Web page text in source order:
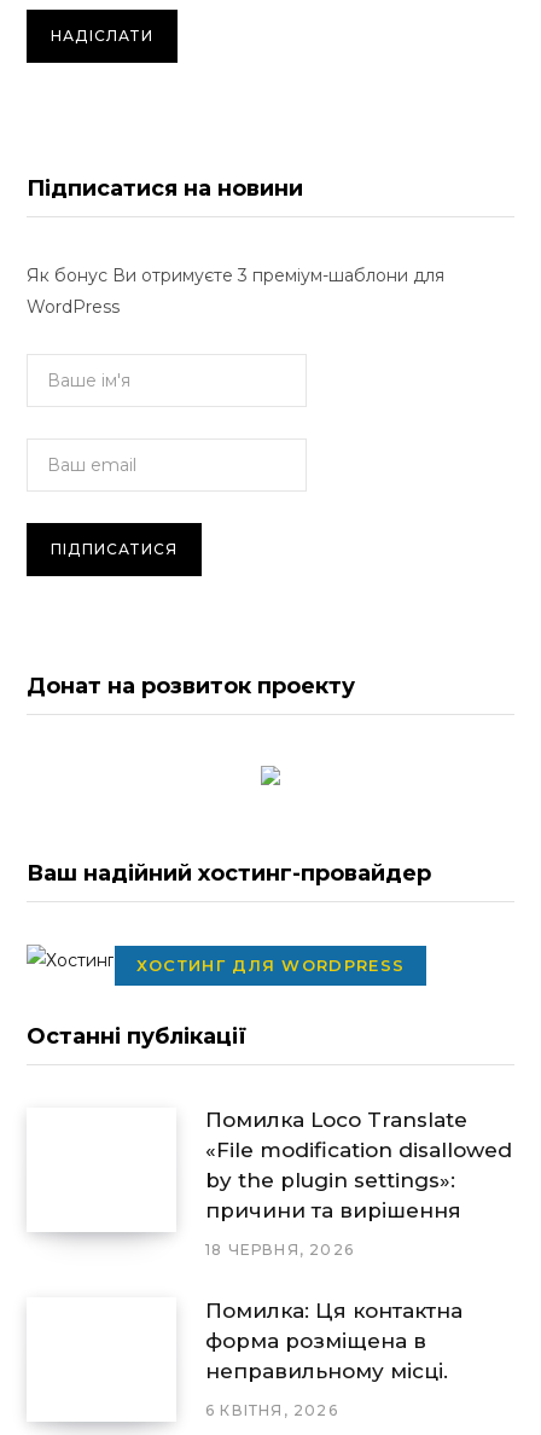
Підписатися на новини
Як бонус Ви отримуєте 3 преміум-шаблони для
WordPress
Донат на розвиток проекту
Ваш надійний хостинг-провайдер
ХОСТИНГ ДЛЯ WORDPRESS
Останні публікації
Помилка Loco Translate
«File modification disallowed
by the plugin settings»:
причини та вирішення
18 ЧЕРВНЯ, 2026
Помилка: Ця контактна
форма розміщена в
неправильному місці.
6 КВІТНЯ, 2026